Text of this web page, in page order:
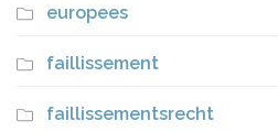
europees
faillissement
faillissementsrecht